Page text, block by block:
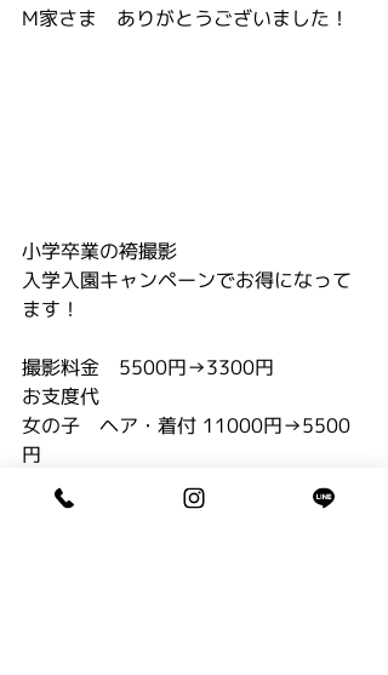
M家さま　ありがとうございました！
小学卒業の袴撮影
入学入園キャンペーンでお得になって
ます！
撮影料金　5500円→3300円
お支度代
女の子　ヘア・着付 11000円→5500
円
男の子　ヘア・着付 6600円→3300円